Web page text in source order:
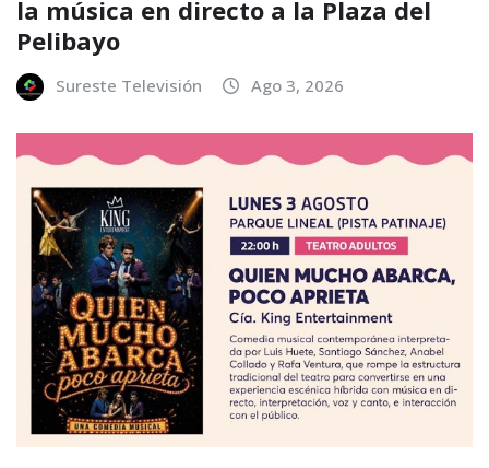
la música en directo a la Plaza del
Pelibayo
Sureste Televisión Ago 3, 2026